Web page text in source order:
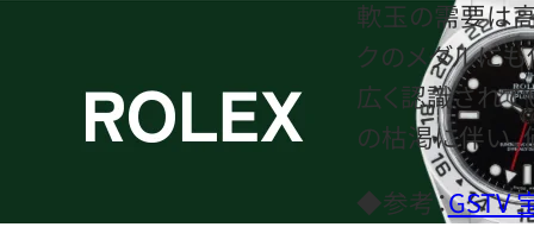
軟玉の需要は
クのメダルに
広く認識されて
の枯渇に伴い
◆参考：GSTV